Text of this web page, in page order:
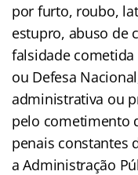
por furto, roubo,
estupro, abuso de
falsidade
ou Defesa
administrativa ou
pelo cometimento
penais constantes
a Administração